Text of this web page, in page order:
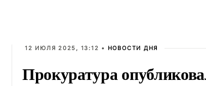
12 ИЮЛЯ 2025, 13:12 • НОВОСТИ ДНЯ
Прокуратура